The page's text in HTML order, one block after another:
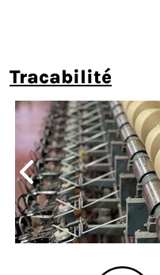
tracabilité